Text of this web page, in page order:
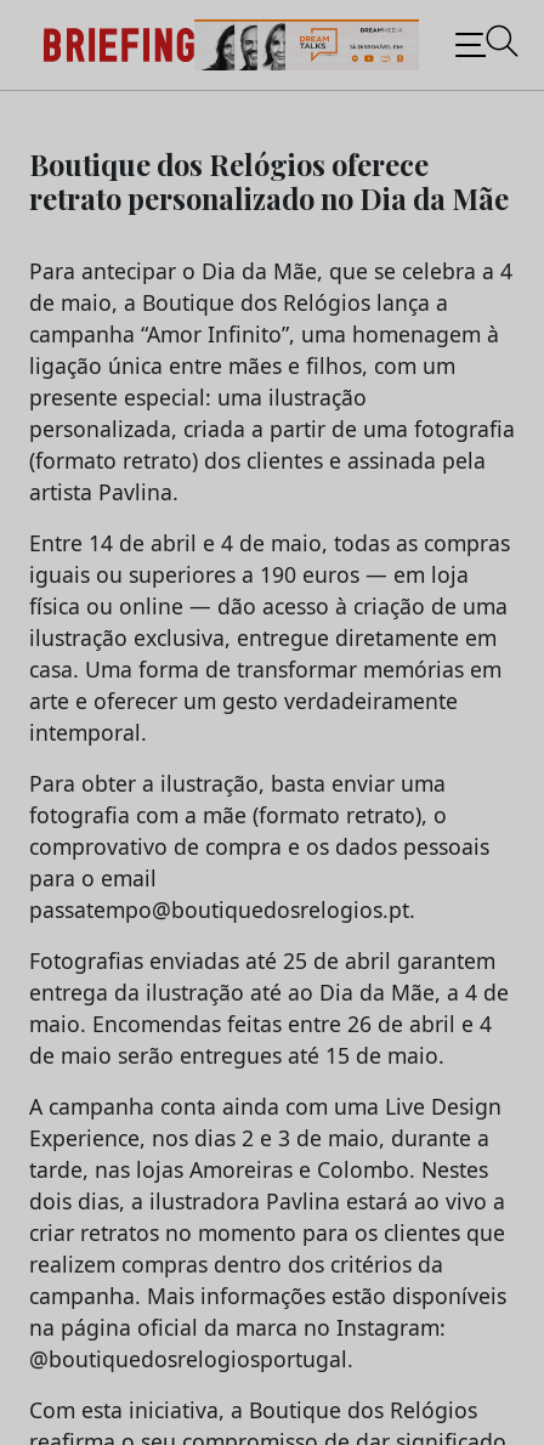
content
Briefing: Todas as notícias sobre os negócios do
Marketing e da Publicidade
Boutique dos Relógios oferece
retrato personalizado no Dia da Mãe
Para antecipar o Dia da Mãe, que se celebra a 4
de maio, a Boutique dos Relógios lança a
campanha “Amor Infinito”, uma homenagem à
ligação única entre mães e filhos, com um
presente especial: uma ilustração
personalizada, criada a partir de uma fotografia
(formato retrato) dos clientes e assinada pela
artista Pavlina.
Entre 14 de abril e 4 de maio, todas as compras
iguais ou superiores a 190 euros — em loja
física ou online — dão acesso à criação de uma
ilustração exclusiva, entregue diretamente em
casa. Uma forma de transformar memórias em
arte e oferecer um gesto verdadeiramente
intemporal.
Para obter a ilustração, basta enviar uma
fotografia com a mãe (formato retrato), o
comprovativo de compra e os dados pessoais
para o email
passatempo@boutiquedosrelogios.pt.
Fotografias enviadas até 25 de abril garantem
entrega da ilustração até ao Dia da Mãe, a 4 de
maio. Encomendas feitas entre 26 de abril e 4
de maio serão entregues até 15 de maio.
A campanha conta ainda com uma Live Design
Experience, nos dias 2 e 3 de maio, durante a
tarde, nas lojas Amoreiras e Colombo. Nestes
dois dias, a ilustradora Pavlina estará ao vivo a
criar retratos no momento para os clientes que
realizem compras dentro dos critérios da
campanha. Mais informações estão disponíveis
na página oficial da marca no Instagram:
@boutiquedosrelogiosportugal.
Com esta iniciativa, a Boutique dos Relógios